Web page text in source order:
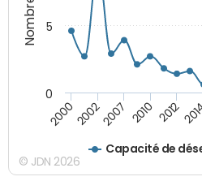
Capacité de
200020022007 2010 2012
0
5
© JDN 2026